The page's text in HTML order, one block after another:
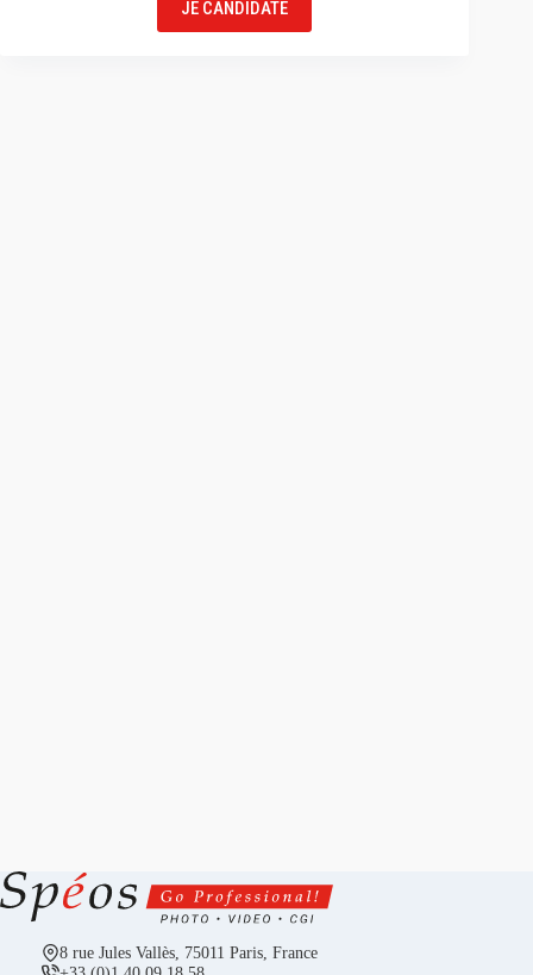
JE CANDIDATE
8 rue Jules Vallès, 75011 Paris, France